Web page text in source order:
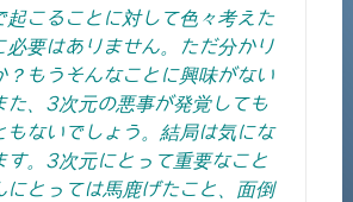
起こることに対して色々考えた
必要はありません。ただ分かり
？もうそんなことに興味がない
た、3次元の悪事が発覚しても
ないでしょう。 結局は気にな
す。3次元にとって重要なこと
にとっては馬鹿げたこと、面倒